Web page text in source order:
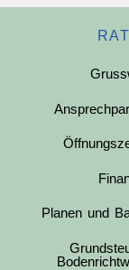
Planen und